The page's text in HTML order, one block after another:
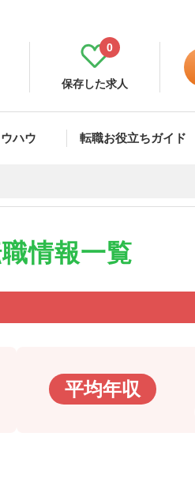
保存した求人
0
ハウ 転職お役立ちガイド
情報一覧
平均年収